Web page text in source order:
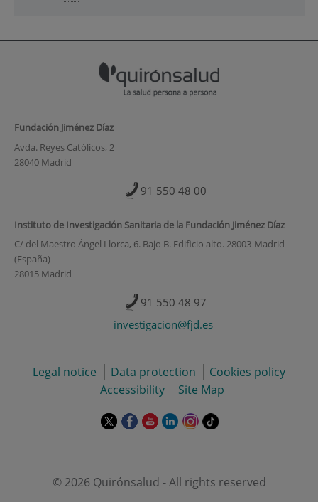
Fundación Jiménez Díaz
Avda. Reyes Católicos, 2
28040 Madrid
91 550 48 00
Instituto de Investigación Sanitaria de la Fundación Jiménez Díaz
C/ del Maestro Ángel Llorca, 6. Bajo B. Edificio alto. 28003-Madrid
(España)
28015 Madrid
91 550 48 97
investigacion@fjd.es
Legal notice Data protection
Cookies policy
Accessibility
Site Map
This
in
This
in
This
in
This
in
This
in
Link
© 2026 Quirónsalud - All rights reserved